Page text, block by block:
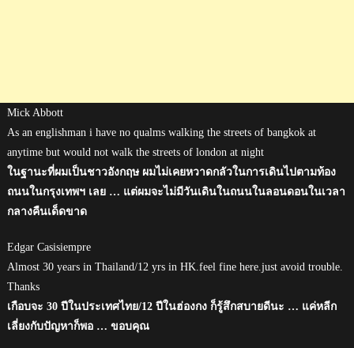
Mick Abbott
As an englishman i have no qualms walking the streets of bangkok at
anytime but would not walk the streets of london at night
ในฐานะที่ผมเป็นชาวอังกฤษ ผมไม่เคยหวาดกลัวในการเดินไปตามท้อง
ถนนในกรุงเทพฯ เลย … แต่ผมจะไม่มีวันเดินในถนนในลอนดอนในเวลา
กลางคืนเด็ดขาด
Edgar Casisiempre
Almost 30 years in Thailand/12 yrs in HK.feel fine here.just avoid trouble.
Thanks
เกือบจะ 30 ปีในประเทศไทย/12 ปีในฮ่องกง ก็รู้สึกสบายดีนะ … แค่หลีก
เลี่ยงกับปัญหาก็พอ … ขอบคุณ